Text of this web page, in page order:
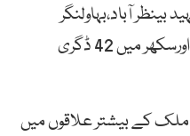
میں درجہ حرارت 43،شہید بینظر آباد،بہاولنگر
،لاڑکانہ،موہنجوداڑو، میر پورخاص اورسکھر میں 42 ڈگری
بھی ملک کے بیشتر علاقوں میں